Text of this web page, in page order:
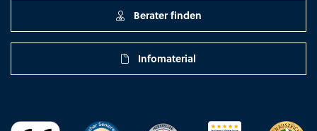
Berater finden
Infomaterial